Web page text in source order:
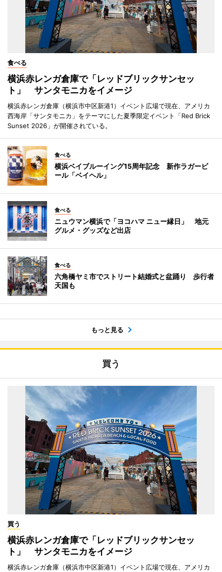
食べる
横浜赤レンガ倉庫で「レッドブリックサンセッ
ト」 サンタモニカをイメージ
横浜赤レンガ倉庫（横浜市中区新港1）イベント広場で現在、アメリカ
西海岸「サンタモニカ」をテーマにした夏季限定イベント「Red Brick
Sunset 2026」が開催されている。
食べる
横浜ベイブルーイング15周年記念 新作ラガービ
ール「ベイヘル」
食べる
ニュウマン横浜で「ヨコハマ ニュー縁日」 地元
グルメ・グッズなど出店
食べる
六角橋ヤミ市でストリート結婚式と盆踊り 歩行者
天国も
もっと見る
買う
買う
横浜赤レンガ倉庫で「レッドブリックサンセッ
ト」 サンタモニカをイメージ
横浜赤レンガ倉庫（横浜市中区新港1）イベント広場で現在、アメリカ